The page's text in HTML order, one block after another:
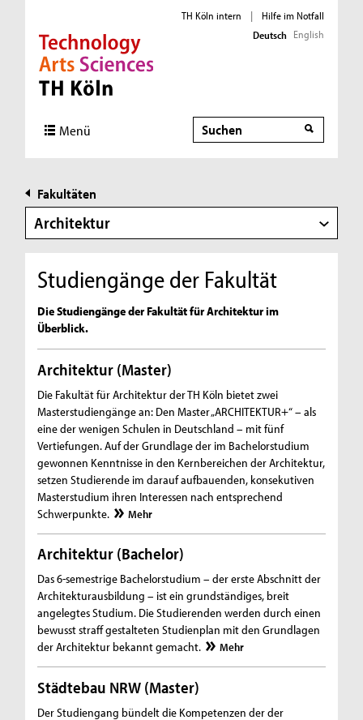
Direkt zur Hauptnavigation
Direkt zur Subnavigation
Direkt zum Inhalt
Direkt zum Fußbereich
TH Köln intern |
Hilfe im Notfall
Deutsch English
Menü Suche
Suche
Fakultäten
Architektur
Studiengänge der Fakultät
Die Studiengänge der Fakultät für Architektur im
Überblick.
Architektur (Master)
Die Fakultät für Architektur der TH Köln bietet zwei
Masterstudiengänge an: Den Master „ARCHITEKTUR+“ – als
eine der wenigen Schulen in Deutschland – mit fünf
Vertiefungen. Auf der Grundlage der im Bachelorstudium
gewonnen Kenntnisse in den Kernbereichen der Architektur,
setzen Studierende im darauf aufbauenden, konsekutiven
Masterstudium ihren Interessen nach entsprechend
Schwerpunkte.
Mehr
Architektur (Bachelor)
Das 6-semestrige Bachelorstudium – der erste Abschnitt der
Architekturausbildung – ist ein grundständiges, breit
angelegtes Studium. Die Studierenden werden durch einen
bewusst straff gestalteten Studienplan mit den Grundlagen
der Architektur bekannt gemacht.
Mehr
Städtebau NRW (Master)
Der Studiengang bündelt die Kompetenzen der der